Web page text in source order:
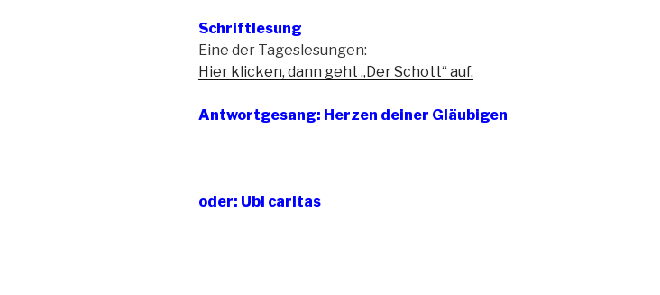
Schriftlesung
Eine der Tageslesungen:
Hier klicken, dann geht „Der Schott“ auf.
Antwortgesang: Herzen deiner Gläubigen
oder: Ubi caritas